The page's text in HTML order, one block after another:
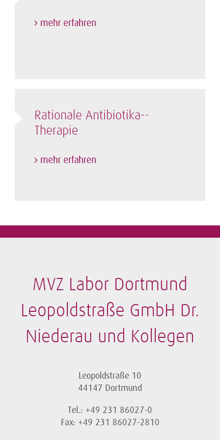
mehr erfahren
Rationale Antibiotika-­
Therapie
mehr erfahren
MVZ Labor Dortmund
Leopoldstraße GmbH Dr.
Niederau und Kollegen
Leopoldstraße 10
44147 Dortmund
Tel.: +49 231 86027-0
Fax: +49 231 86027-2810